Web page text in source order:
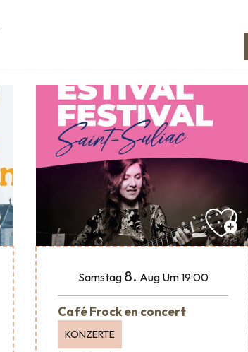
Samstag 8. Aug Um 19:00
Café Frock en concert
KONZERTE